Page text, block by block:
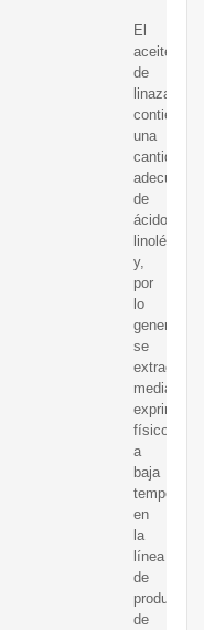
El
aceite
de
linaza
contiene
una
cantidad
adecuada
de
ácido
linolénico
y,
por
lo
general,
se
extrae
mediante
exprimido
físico
a
baja
en
la
línea
de
producción
de